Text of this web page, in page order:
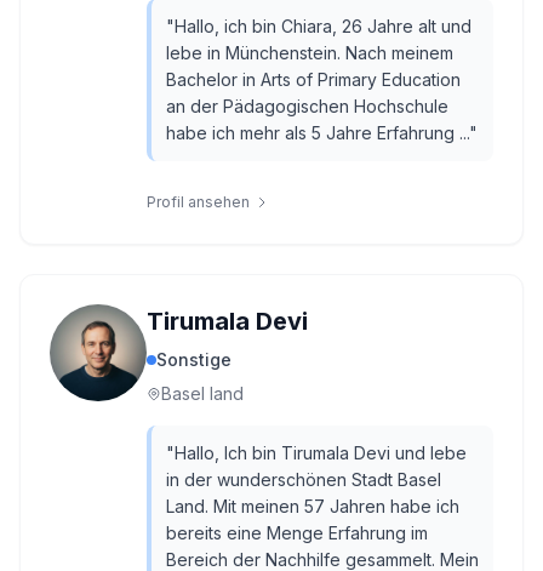
"Hallo, ich bin Chiara, 26 Jahre alt und
lebe in Münchenstein. Nach meinem
Bachelor in Arts of Primary Education
an der Pädagogischen Hochschule
habe ich mehr als 5 Jahre Erfahrung ..."
Profil ansehen
Tirumala Devi
Sonstige
Basel land
"Hallo, Ich bin Tirumala Devi und lebe
in der wunderschönen Stadt Basel
Land. Mit meinen 57 Jahren habe ich
bereits eine Menge Erfahrung im
Bereich der Nachhilfe gesammelt. Mein